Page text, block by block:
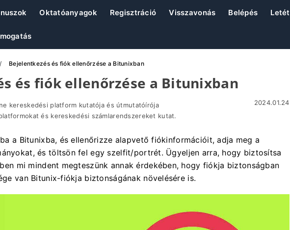
Oktatóanyagok Regisztráció Visszavonás Belépés Letét
Bejelentkezés és fiók ellenőrzése a Bitunixban
és fiók ellenőrzése a Bitunixban
kereskedési platform kutatója és útmutatóírója
és kereskedési számlarendszereket kutat.
2024.01.24
a Bitunixba, és ellenőrizze alapvető fiókinformációit, adja meg a
és töltsön fel egy szelfit/portrét. Ügyeljen arra, hogy biztosítsa
mi mindent megteszünk annak érdekében, hogy fiókja biztonságban
van Bitunix-fiókja biztonságának növelésére is.